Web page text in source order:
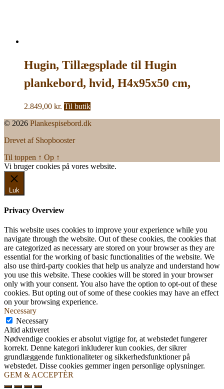
Hugin, Tillægsplade til Hugin
plankebord, hvid, H4x95x50 cm,
egetræ
2.849,00 kr. Til butik
© 2026 Plankespisebord.dk
Drevet af Shopbooster
Til toppen ↑ Op ↑
Vi bruger cookies på vores website.
Luk
Privacy Overview
This website uses cookies to improve your experience while you
navigate through the website. Out of these cookies, the cookies that
are categorized as necessary are stored on your browser as they are
essential for the working of basic functionalities of the website. We
also use third-party cookies that help us analyze and understand how
you use this website. These cookies will be stored in your browser
only with your consent. You also have the option to opt-out of these
cookies. But opting out of some of these cookies may have an effect
on your browsing experience.
Necessary
Necessary
Altid aktiveret
Nødvendige cookies er absolut vigtige for, at webstedet fungerer
korrekt. Denne kategori inkluderer kun cookies, der sikrer
grundlæggende funktionaliteter og sikkerhedsfunktioner på
webstedet. Disse cookies gemmer ingen personlige oplysninger.
GEM & ACCEPTÈR